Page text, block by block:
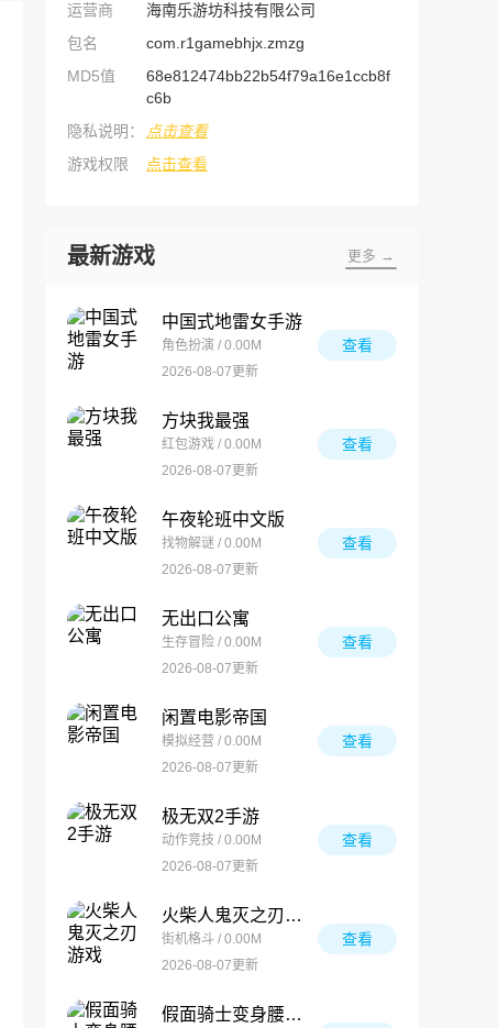
运营商
海南乐游坊科技有限公司
包名
com.r1gamebhjx.zmzg
MD5值
68e812474bb22b54f79a16e1ccb8f
c6b
隐私说明：
点击查看
游戏权限
点击查看
最新游戏 更多 →
中国式地雷女手游
角色扮演 / 0.00M
2026-08-07更新
查看
方块我最强
红包游戏 / 0.00M
2026-08-07更新
查看
午夜轮班中文版
找物解谜 / 0.00M
2026-08-07更新
查看
无出口公寓
生存冒险 / 0.00M
2026-08-07更新
查看
闲置电影帝国
模拟经营 / 0.00M
2026-08-07更新
查看
极无双2手游
动作竞技 / 0.00M
2026-08-07更新
查看
火柴人鬼灭之刃游戏
街机格斗 / 0.00M
2026-08-07更新
查看
假面骑士变身腰带模拟器合集